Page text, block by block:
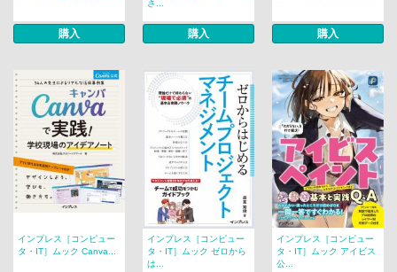
購入
さ...
購入 購入
インプレス［コンピュー
タ・IT］ムック Canva...
インプレス［コンピュー
タ・IT］ムック ゼロから
は...
インプレス［コンピュー
タ・IT］ムック アイビス
公...